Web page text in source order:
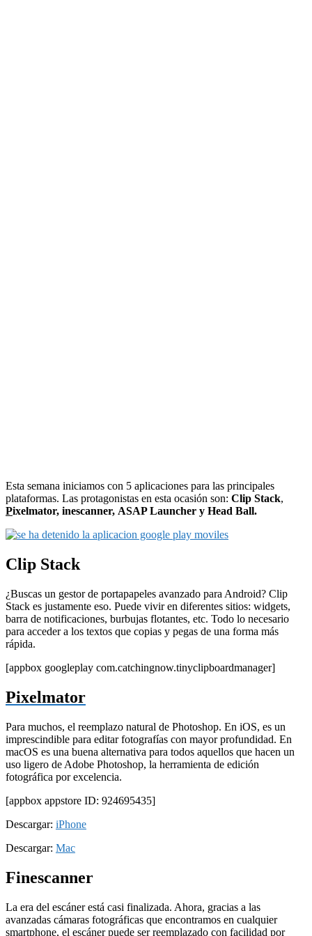
Esta semana iniciamos con 5 aplicaciones para las principales
plataformas. Las protagonistas en esta ocasión son: Clip Stack,
Pixelmator, inescanner, ASAP Launcher y Head Ball.
Clip Stack
¿Buscas un gestor de portapapeles avanzado para Android? Clip
Stack es justamente eso. Puede vivir en diferentes sitios: widgets,
barra de notificaciones, burbujas flotantes, etc. Todo lo necesario
para acceder a los textos que copias y pegas de una forma más
rápida.
[appbox googleplay com.catchingnow.tinyclipboardmanager]
Pixelmator
Para muchos, el reemplazo natural de Photoshop. En iOS, es un
imprescindible para editar fotografías con mayor profundidad. En
macOS es una buena alternativa para todos aquellos que hacen un
uso ligero de Adobe Photoshop, la herramienta de edición
fotográfica por excelencia.
[appbox appstore ID: 924695435]
Descargar: iPhone
Descargar: Mac
Finescanner
La era del escáner está casi finalizada. Ahora, gracias a las
avanzadas cámaras fotográficas que encontramos en cualquier
smartphone, el escáner puede ser reemplazado con facilidad por